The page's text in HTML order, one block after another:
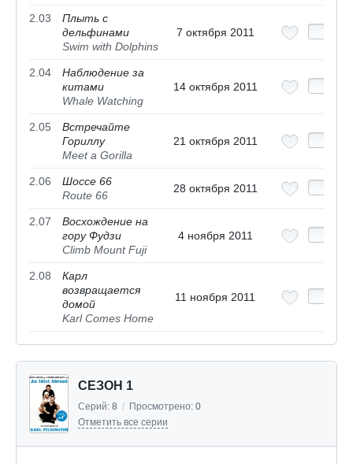
2.03
Плыть с
дельфинами
Swim with Dolphins
7 октября 2011
2.04
Наблюдение за
китами
Whale Watching
14 октября 2011
2.05
Встречайте
Гориллу
Meet a Gorilla
21 октября 2011
2.06
Шоссе 66
Route 66
28 октября 2011
2.07
Восхождение на
гору Фудзи
Climb Mount Fuji
4 ноября 2011
2.08
Карл
возвращается
домой
Karl Comes Home
11 ноября 2011
СЕЗОН 1
Серий: 8 / Просмотрено: 0
Отметить все серии